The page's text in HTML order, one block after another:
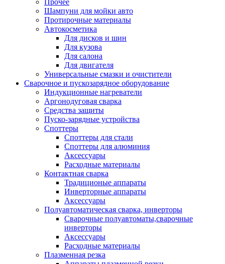
Прочее
Шампуни для мойки авто
Протирочные материалы
Автокосметика
Для дисков и шин
Для кузова
Для салона
Для двигателя
Универсальные смазки и очистители
Сварочное и пускозарядное оборудование
Индукционные нагреватели
Аргонодуговая сварка
Средства защиты
Пуско-зарядные устройства
Споттеры
Споттеры для стали
Споттеры для алюминия
Аксессуары
Расходные материалы
Контактная сварка
Традиционые аппараты
Инверторные аппараты
Аксессуары
Полуавтоматическая сварка, инверторы
Сварочные полуавтоматы,сварочные
инверторы
Аксессуары
Расходные материалы
Плазменная резка